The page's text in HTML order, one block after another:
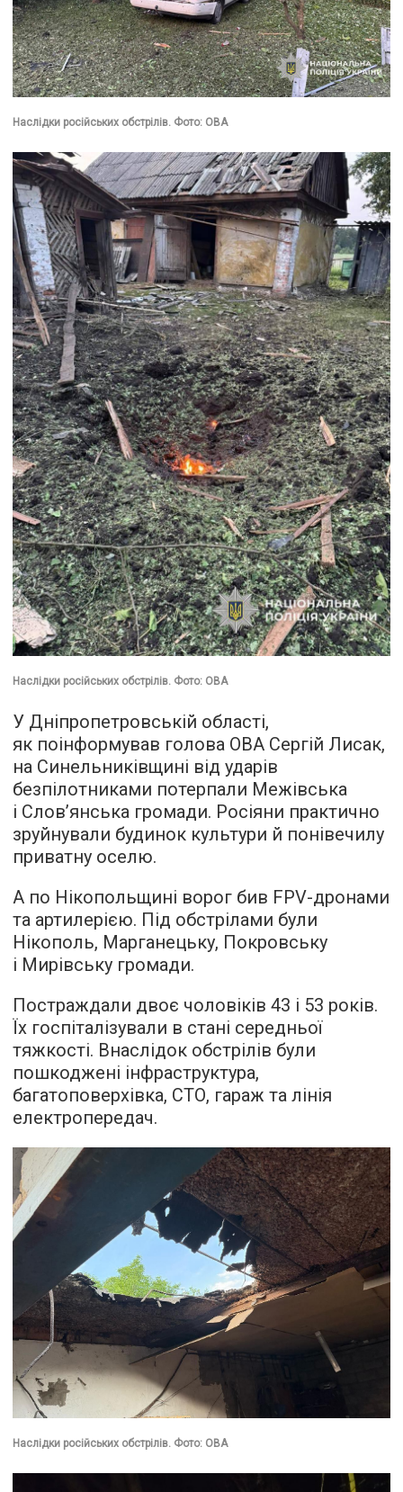
Наслідки російських обстрілів. Фото: ОВА
Наслідки російських обстрілів. Фото: ОВА
У Дніпропетровській області,
як поінформував голова ОВА Сергій Лисак,
на Синельниківщині від ударів
безпілотниками потерпали Межівська
і Слов’янська громади. Росіяни практично
зруйнували будинок культури й понівечилу
приватну оселю.
А по Нікопольщині ворог бив FPV-дронами
та артилерією. Під обстрілами були
Нікополь, Марганецьку, Покровську
і Мирівську громади.
Постраждали двоє чоловіків 43 і 53 років.
Їх госпіталізували в стані середньої
тяжкості. Внаслідок обстрілів були
пошкоджені інфраструктура,
багатоповерхівка, СТО, гараж та лінія
електропередач.
Наслідки російських обстрілів. Фото: ОВА